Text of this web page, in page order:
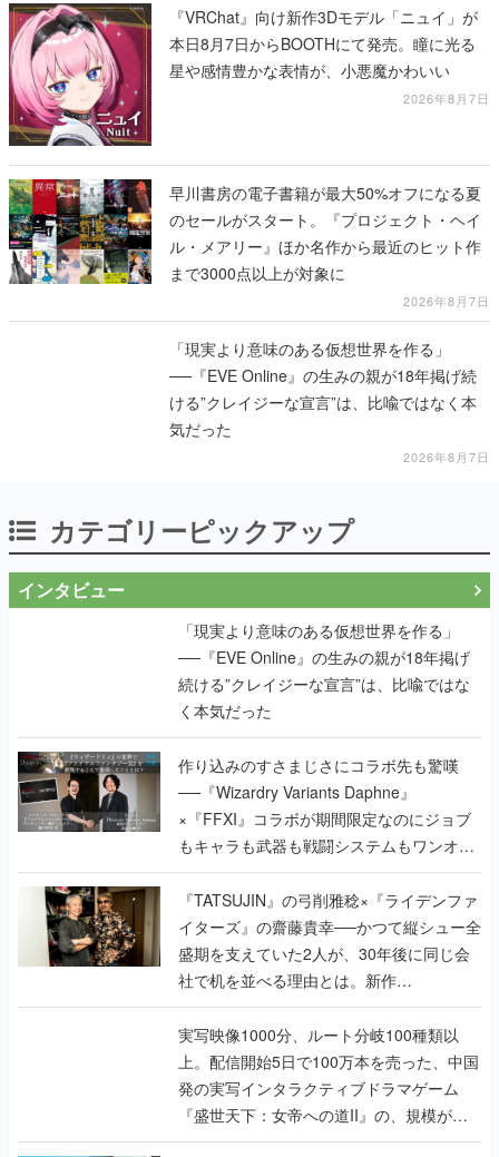
2026年8月7日
早川書房の電子書籍が最大50%オフになる夏
ル・メアリー』ほか名作から最近のヒット作
まで3000点以上が対象に
2026年8月7日
「現実より意味のある仮想世界を作る」
──『EVE Online』の生みの親が18年掲げ続
ける”クレイジーな宣言”は、比喩ではなく本
気だった
2026年8月7日
カテゴリーピックアップ
「現実より意味のある仮想世界を作る」
──『EVE Online』の生みの親が18年掲げ
く本気だった
作り込みのすさまじさにコラボ先も驚嘆
──『Wizardry Variants Daphne』
×『FFXI』コラボが期間限定なのにジョブ
もキャラも武器も戦闘システムもワンオフ
で作り込まれた理由を両ディレクターに聞
く
『TATSUJIN』の弓削雅稔×『ライデンファ
イターズ』の齋藤貴幸──かつて縦シュー全
盛期を支えていた2人が、30年後に同じ会
社で机を並べる理由とは。新作
『TATSUJIN EXTREME』で初タッグを組
んだレジェンド2人に訊く開発秘話
実写映像1000分、ルート分岐100種類以
上。配信開始5日で100万本を売った、中国
発の実写インタラクティブドラマゲーム
『盛世天下：女帝への道II』の、規模が違
うこだわりをプロデューサーに聞いた
半年でアプリストアをオープン？ スマホア
プリの“代替ストア”として、わずか6ヵ月で
国内向けローンチを行った発見型ストア